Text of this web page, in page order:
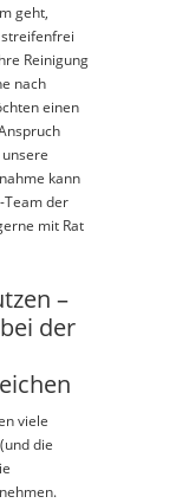
geht,
Reinigung
nach
einen
kann
Team der
mit Rat
–
der
viele
die